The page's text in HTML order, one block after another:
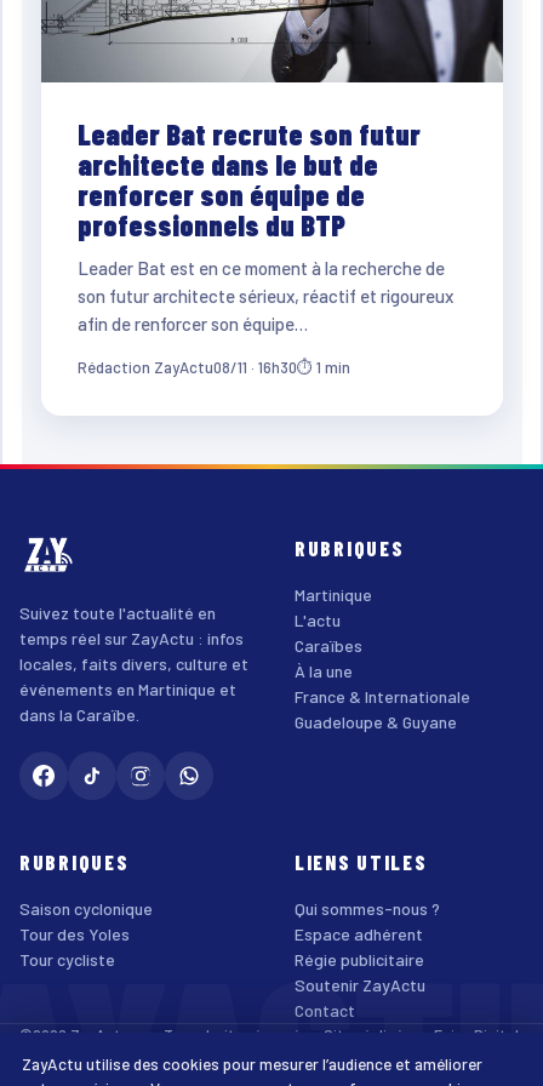
Leader Bat recrute son futur
architecte dans le but de
renforcer son équipe de
professionnels du BTP
Leader Bat est en ce moment à la recherche de
son futur architecte sérieux, réactif et rigoureux
afin de renforcer son équipe…
Rédaction ZayActu08/11 · 16h30⏱ 1 min
Suivez toute l'actualité en
temps réel sur ZayActu : infos
locales, faits divers, culture et
événements en Martinique et
dans la Caraïbe.
RUBRIQUES
Martinique
L'actu
Caraïbes
À la une
France & Internationale
Guadeloupe & Guyane
RUBRIQUES
Saison cyclonique
Tour des Yoles
Tour cycliste
LIENS UTILES
Qui sommes-nous ?
Espace adhérent
Régie publicitaire
Soutenir ZayActu
Contact
©2026 ZayActu.org. Tous droits réservés. · Site réalisé par Enjoy Digital
Agency
Mentions légales
Confidentialité Cookies Accessibilité
ZayActu utilise des cookies pour mesurer l’audience et améliorer